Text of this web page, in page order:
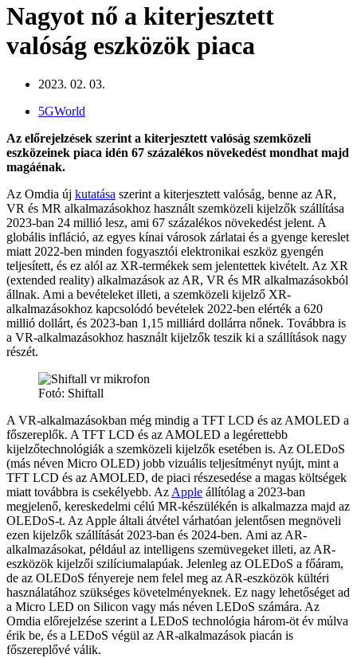
Nagyot nő a kiterjesztett
valóság eszközök piaca
2023. 02. 03.
5GWorld
Az előrejelzések szerint a kiterjesztett valóság szemközeli
eszközeinek piaca idén 67 százalékos növekedést mondhat majd
magáénak.
Az Omdia új kutatása szerint a kiterjesztett valóság, benne az AR,
VR és MR alkalmazásokhoz használt szemközeli kijelzők szállítása
2023-ban 24 millió lesz, ami 67 százalékos növekedést jelent. A
globális infláció, az egyes kínai városok zárlatai és a gyenge kereslet
miatt 2022-ben minden fogyasztói elektronikai eszköz gyengén
teljesített, és ez alól az XR-termékek sem jelentettek kivételt. Az XR
(extended reality) alkalmazások az AR, VR és MR alkalmazásokból
állnak. Ami a bevételeket illeti, a szemközeli kijelző XR-
alkalmazásokhoz kapcsolódó bevételek 2022-ben elérték a 620
millió dollárt, és 2023-ban 1,15 milliárd dollárra nőnek. Továbbra is
a VR-alkalmazásokhoz használt kijelzők teszik ki a szállítások nagy
részét.
Fotó: Shiftall
A VR-alkalmazásokban még mindig a TFT LCD és az AMOLED a
főszereplők. A TFT LCD és az AMOLED a legérettebb
kijelzőtechnológiák a szemközeli kijelzők esetében is. Az OLEDoS
(más néven Micro OLED) jobb vizuális teljesítményt nyújt, mint a
TFT LCD és az AMOLED, de piaci részesedése a magas költségek
miatt továbbra is csekélyebb. AzApple állítólag a 2023-ban
megjelenő, kereskedelmi célú MR-készülékén is alkalmazza majd az
OLEDoS-t. Az Apple általi átvétel várhatóan jelentősen megnöveli
ezen kijelzők szállítását 2023-ban és 2024-ben. Ami az AR-
alkalmazásokat, például az intelligens szemüvegeket illeti, az AR-
eszközök kijelzői szilíciumalapúak. Jelenleg az OLEDoS a főáram,
de az OLEDoS fényereje nem felel meg az AR-eszközök kültéri
használatához szükséges követelményeknek. Ez nagy lehetőséget ad
a Micro LED on Silicon vagy más néven LEDoS számára. Az
Omdia előrejelzése szerint a LEDoS technológia három-öt év múlva
érik be, és a LEDoS végül az AR-alkalmazások piacán is
főszereplővé válik.